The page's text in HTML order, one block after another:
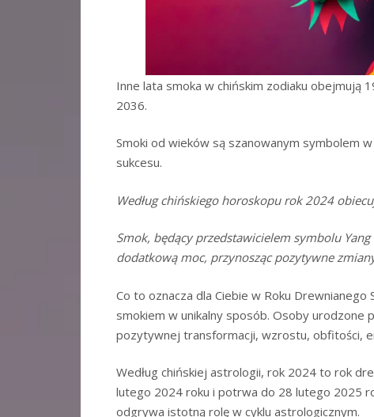
Inne lata smoka w chińskim zodiaku
2036.
Smoki od wieków są szanowanym symbolem
sukcesu.
Według chińskiego horoskopu rok 2024
Smok, będący przedstawicielem symbolu
dodatkową moc, przynosząc pozytywne
Co to oznacza dla Ciebie w Roku Drewnianego
smokiem w unikalny sposób. Osoby urodzone
pozytywnej transformacji, wzrostu, obfitości,
Według chińskiej astrologii, rok 2024 to rok
lutego 2024 roku i potrwa do 28 lutego 2025
odgrywa istotną rolę w cyklu astrologicznym.